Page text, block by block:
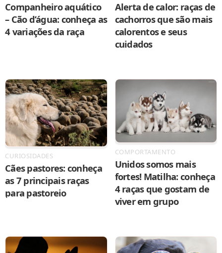
Companheiro aquático
– Cão d’água: conheça as
4 variações da raça
Alerta de calor: raças de
cachorros que são mais
calorentos e seus
cuidados
CURIOSIDADES
Cães pastores: conheça
as 7 principais raças
para pastoreio
COMPORTAMENTO
Unidos somos mais
fortes! Matilha: conheça
4 raças que gostam de
viver em grupo